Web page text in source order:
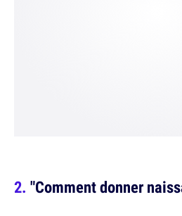
"Comment donner